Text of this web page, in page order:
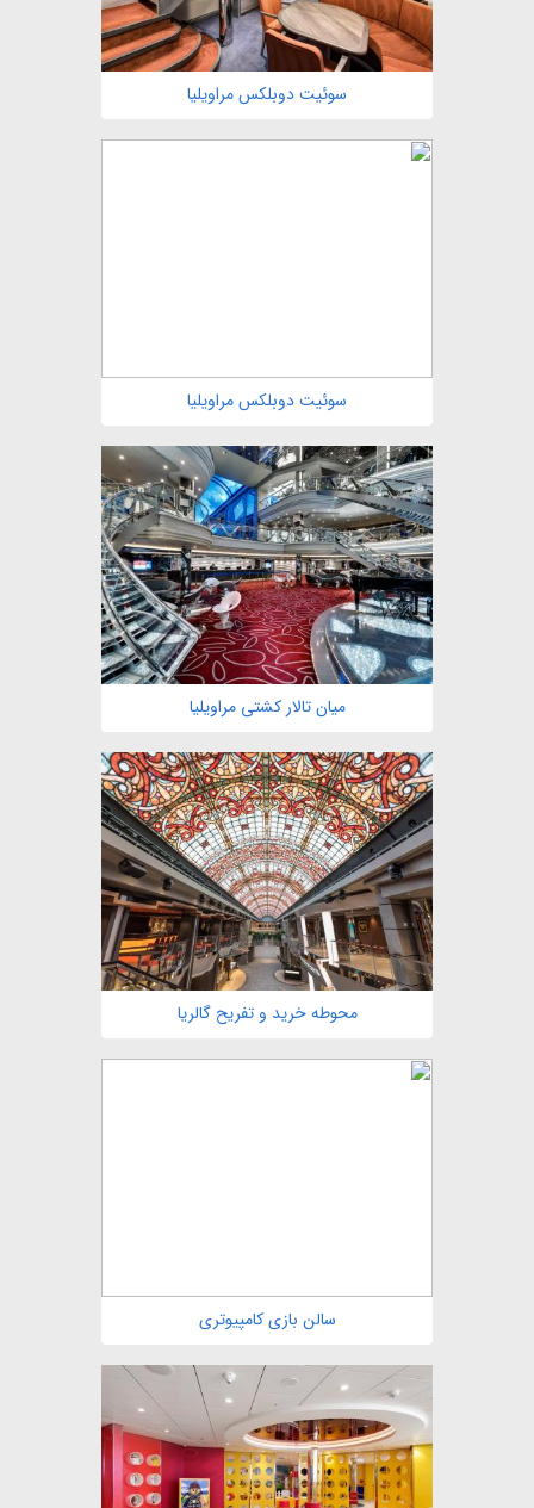
سوئیت دوبلکس مراویلیا
سوئیت دوبلکس مراویلیا
مشاهده
میان تالار کشتی مراویلیا
مشاهده
محوطه خرید و تفریح گالریا
سالن بازی کامپیوتری
مشاهده